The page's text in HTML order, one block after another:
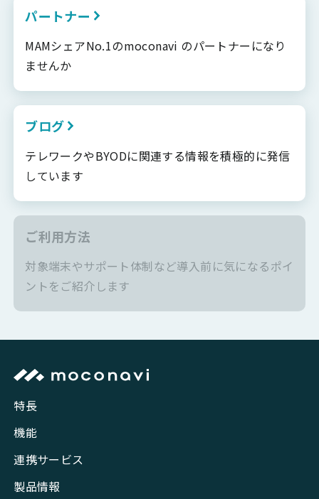
パートナー
MAMシェアNo.1のmoconavi のパートナーになり
ませんか
ブログ
テレワークやBYODに関連する情報を積極的に発信
しています
ご利用方法
対象端末やサポート体制など導入前に気になるポイ
ントをご紹介します
特長
機能
連携サービス
製品情報